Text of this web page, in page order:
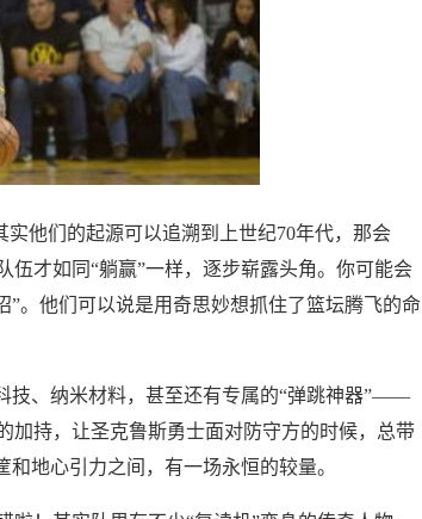
实他们的起源可以追溯到上世纪70年代，那会
伍才如同“躺赢”一样，逐步崭露头角。你可能会
”。他们可以说是用奇思妙想抓住了篮坛腾飞的命
技、纳米材料，甚至还有专属的“弹跳神器”——
加持，让圣克鲁斯勇士面对防守方的时候，总带
地心引力之间，有一场永恒的较量。